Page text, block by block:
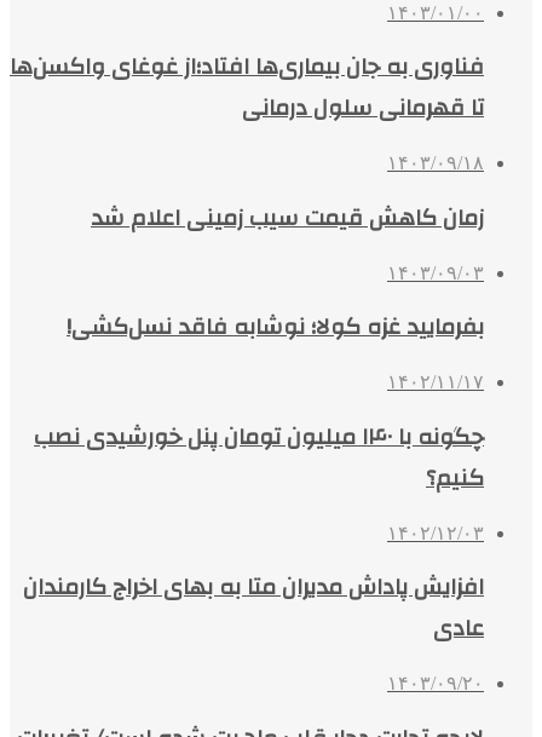
۱۴۰۳/۰۱/۰۰
فناوری به جان بیماری‌ها افتاد؛از غوغای واکسن‌ها
تا قهرمانی سلول درمانی
۱۴۰۳/۰۹/۱۸
زمان کاهش قیمت سیب‌ زمینی اعلام شد
۱۴۰۳/۰۹/۰۳
بفرمایید غزه‌ کولا؛ نوشابه فاقد نسل‌کشی!
۱۴۰۲/۱۱/۱۷
چگونه با ۱۴۰ میلیون تومان پنل خورشیدی نصب
کنیم؟
۱۴۰۲/۱۲/۰۳
افزایش پاداش مدیران متا به بهای اخراج کارمندان
عادی
۱۴۰۳/۰۹/۲۰